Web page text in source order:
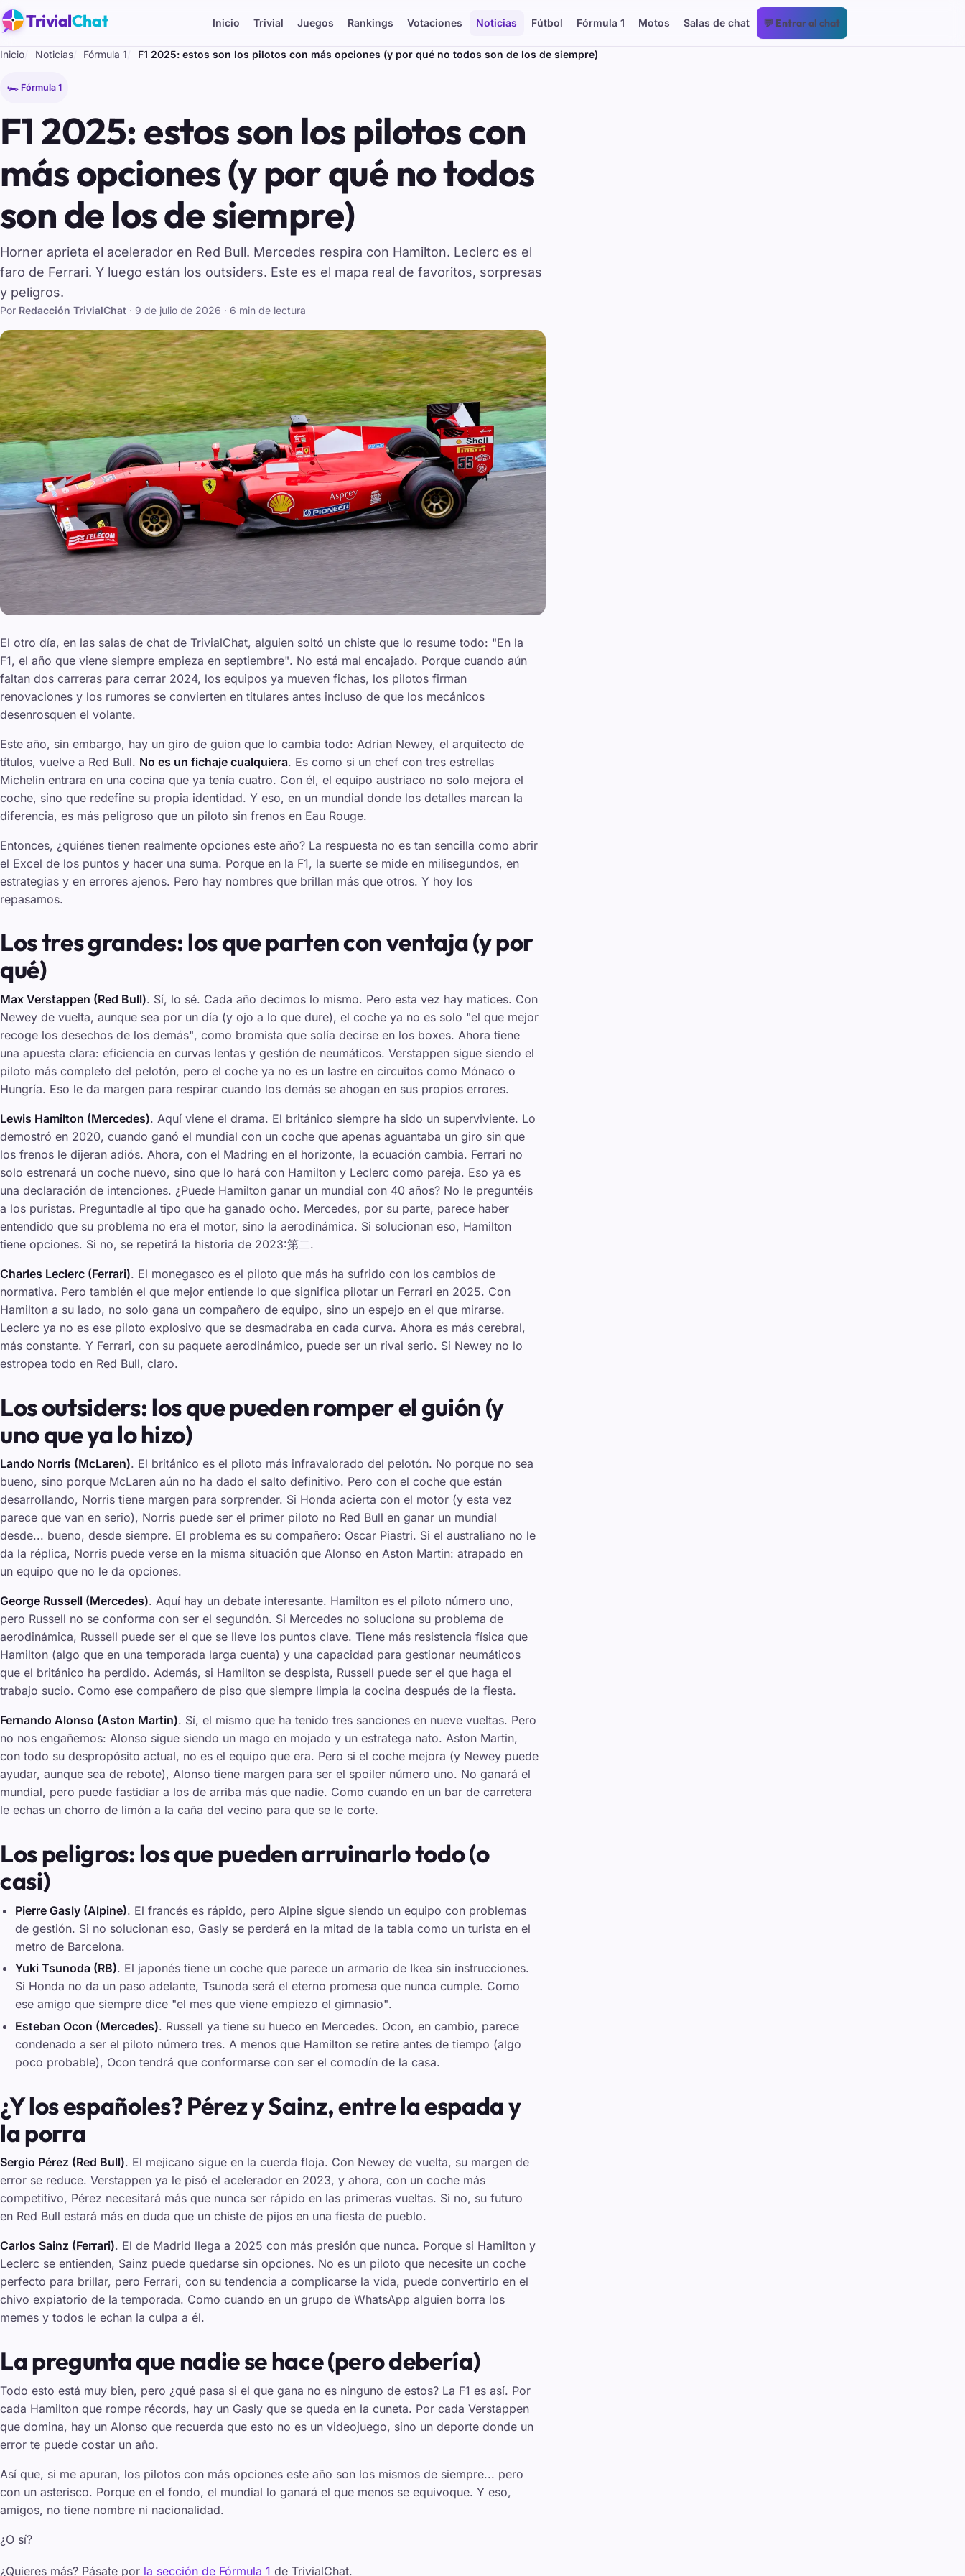
TrivialChat Inicio Trivial Juegos Rankings Votaciones Noticias Fútbol Fórmula 1 Motos Salas de chat 💬 Entrar al chat
Inicio Noticias Fórmula 1 F1 2025: estos son los pilotos con más opciones (y por qué no todos son de los de siempre)
🏎️ Fórmula 1
F1 2025: estos son los pilotos con
más opciones (y por qué no todos
son de los de siempre)
Horner aprieta el acelerador en Red Bull. Mercedes respira con Hamilton. Leclerc es el
faro de Ferrari. Y luego están los outsiders. Este es el mapa real de favoritos, sorpresas
y peligros.
Por Redacción TrivialChat · 9 de julio de 2026 · 6 min de lectura
El otro día, en las salas de chat de TrivialChat, alguien soltó un chiste que lo resume todo: "En la
F1, el año que viene siempre empieza en septiembre". No está mal encajado. Porque cuando aún
faltan dos carreras para cerrar 2024, los equipos ya mueven fichas, los pilotos firman
renovaciones y los rumores se convierten en titulares antes incluso de que los mecánicos
desenrosquen el volante.
Este año, sin embargo, hay un giro de guion que lo cambia todo: Adrian Newey, el arquitecto de
títulos, vuelve a Red Bull. No es un fichaje cualquiera. Es como si un chef con tres estrellas
Michelin entrara en una cocina que ya tenía cuatro. Con él, el equipo austriaco no solo mejora el
coche, sino que redefine su propia identidad. Y eso, en un mundial donde los detalles marcan la
diferencia, es más peligroso que un piloto sin frenos en Eau Rouge.
Entonces, ¿quiénes tienen realmente opciones este año? La respuesta no es tan sencilla como abrir
el Excel de los puntos y hacer una suma. Porque en la F1, la suerte se mide en milisegundos, en
estrategias y en errores ajenos. Pero hay nombres que brillan más que otros. Y hoy los
repasamos.
Los tres grandes: los que parten con ventaja (y por
qué)
Max Verstappen (Red Bull). Sí, lo sé. Cada año decimos lo mismo. Pero esta vez hay matices. Con
Newey de vuelta, aunque sea por un día (y ojo a lo que dure), el coche ya no es solo "el que mejor
recoge los desechos de los demás", como bromista que solía decirse en los boxes. Ahora tiene
una apuesta clara: eficiencia en curvas lentas y gestión de neumáticos. Verstappen sigue siendo el
piloto más completo del pelotón, pero el coche ya no es un lastre en circuitos como Mónaco o
Hungría. Eso le da margen para respirar cuando los demás se ahogan en sus propios errores.
Lewis Hamilton (Mercedes). Aquí viene el drama. El británico siempre ha sido un superviviente. Lo
demostró en 2020, cuando ganó el mundial con un coche que apenas aguantaba un giro sin que
los frenos le dijeran adiós. Ahora, con el Madring en el horizonte, la ecuación cambia. Ferrari no
solo estrenará un coche nuevo, sino que lo hará con Hamilton y Leclerc como pareja. Eso ya es
una declaración de intenciones. ¿Puede Hamilton ganar un mundial con 40 años? No le preguntéis
a los puristas. Preguntadle al tipo que ha ganado ocho. Mercedes, por su parte, parece haber
entendido que su problema no era el motor, sino la aerodinámica. Si solucionan eso, Hamilton
tiene opciones. Si no, se repetirá la historia de 2023:第二.
Charles Leclerc (Ferrari). El monegasco es el piloto que más ha sufrido con los cambios de
normativa. Pero también el que mejor entiende lo que significa pilotar un Ferrari en 2025. Con
Hamilton a su lado, no solo gana un compañero de equipo, sino un espejo en el que mirarse.
Leclerc ya no es ese piloto explosivo que se desmadraba en cada curva. Ahora es más cerebral,
más constante. Y Ferrari, con su paquete aerodinámico, puede ser un rival serio. Si Newey no lo
estropea todo en Red Bull, claro.
Los outsiders: los que pueden romper el guión (y
uno que ya lo hizo)
Lando Norris (McLaren). El británico es el piloto más infravalorado del pelotón. No porque no sea
bueno, sino porque McLaren aún no ha dado el salto definitivo. Pero con el coche que están
desarrollando, Norris tiene margen para sorprender. Si Honda acierta con el motor (y esta vez
parece que van en serio), Norris puede ser el primer piloto no Red Bull en ganar un mundial
desde... bueno, desde siempre. El problema es su compañero: Oscar Piastri. Si el australiano no le
da la réplica, Norris puede verse en la misma situación que Alonso en Aston Martin: atrapado en
un equipo que no le da opciones.
George Russell (Mercedes). Aquí hay un debate interesante. Hamilton es el piloto número uno,
pero Russell no se conforma con ser el segundón. Si Mercedes no soluciona su problema de
aerodinámica, Russell puede ser el que se lleve los puntos clave. Tiene más resistencia física que
Hamilton (algo que en una temporada larga cuenta) y una capacidad para gestionar neumáticos
que el británico ha perdido. Además, si Hamilton se despista, Russell puede ser el que haga el
trabajo sucio. Como ese compañero de piso que siempre limpia la cocina después de la fiesta.
Fernando Alonso (Aston Martin). Sí, el mismo que ha tenido tres sanciones en nueve vueltas. Pero
no nos engañemos: Alonso sigue siendo un mago en mojado y un estratega nato. Aston Martin,
con todo su despropósito actual, no es el equipo que era. Pero si el coche mejora (y Newey puede
ayudar, aunque sea de rebote), Alonso tiene margen para ser el spoiler número uno. No ganará el
mundial, pero puede fastidiar a los de arriba más que nadie. Como cuando en un bar de carretera
le echas un chorro de limón a la caña del vecino para que se le corte.
Los peligros: los que pueden arruinarlo todo (o
casi)
Pierre Gasly (Alpine). El francés es rápido, pero Alpine sigue siendo un equipo con problemas
de gestión. Si no solucionan eso, Gasly se perderá en la mitad de la tabla como un turista en el
metro de Barcelona.
Yuki Tsunoda (RB). El japonés tiene un coche que parece un armario de Ikea sin instrucciones.
Si Honda no da un paso adelante, Tsunoda será el eterno promesa que nunca cumple. Como
ese amigo que siempre dice "el mes que viene empiezo el gimnasio".
Esteban Ocon (Mercedes). Russell ya tiene su hueco en Mercedes. Ocon, en cambio, parece
condenado a ser el piloto número tres. A menos que Hamilton se retire antes de tiempo (algo
poco probable), Ocon tendrá que conformarse con ser el comodín de la casa.
¿Y los españoles? Pérez y Sainz, entre la espada y
la porra
Sergio Pérez (Red Bull). El mejicano sigue en la cuerda floja. Con Newey de vuelta, su margen de
error se reduce. Verstappen ya le pisó el acelerador en 2023, y ahora, con un coche más
competitivo, Pérez necesitará más que nunca ser rápido en las primeras vueltas. Si no, su futuro
en Red Bull estará más en duda que un chiste de pijos en una fiesta de pueblo.
Carlos Sainz (Ferrari). El de Madrid llega a 2025 con más presión que nunca. Porque si Hamilton y
Leclerc se entienden, Sainz puede quedarse sin opciones. No es un piloto que necesite un coche
perfecto para brillar, pero Ferrari, con su tendencia a complicarse la vida, puede convertirlo en el
chivo expiatorio de la temporada. Como cuando en un grupo de WhatsApp alguien borra los
memes y todos le echan la culpa a él.
La pregunta que nadie se hace (pero debería)
Todo esto está muy bien, pero ¿qué pasa si el que gana no es ninguno de estos? La F1 es así. Por
cada Hamilton que rompe récords, hay un Gasly que se queda en la cuneta. Por cada Verstappen
que domina, hay un Alonso que recuerda que esto no es un videojuego, sino un deporte donde un
error te puede costar un año.
Así que, si me apuran, los pilotos con más opciones este año son los mismos de siempre... pero
con un asterisco. Porque en el fondo, el mundial lo ganará el que menos se equivoque. Y eso,
amigos, no tiene nombre ni nacionalidad.
¿O sí?
¿Quieres más? Pásate por la sección de Fórmula 1 de TrivialChat.